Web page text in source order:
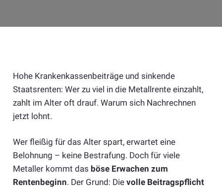
Hohe Krankenkassenbeiträge und sinkende
Staatsrenten: Wer zu viel in die Metallrente einzahlt,
zahlt im Alter oft drauf. Warum sich Nachrechnen
jetzt lohnt.
Wer fleißig für das Alter spart, erwartet eine
Belohnung – keine Bestrafung. Doch für viele
Metaller kommt das böse Erwachen zum
Rentenbeginn. Der Grund: Die volle Beitragspflicht